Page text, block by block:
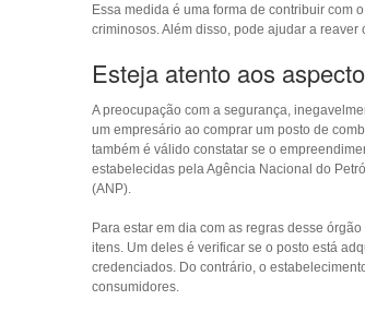
Essa medida é uma forma de contribuir com
criminosos. Além disso, pode ajudar a
Esteja atento aos
A preocupação com a segurança,
um empresário ao comprar um posto de
também é válido constatar se o
estabelecidas pela Agência Nacional do
(ANP).
Para estar em dia com as regras desse
itens. Um deles é verificar se o posto está
credenciados. Do contrário, o
consumidores.